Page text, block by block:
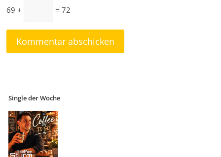
69 +
= 72
Single der Woche